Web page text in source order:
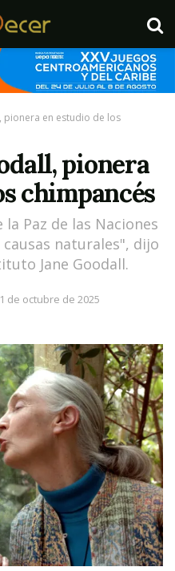
pionera en estudio de los
pionera
chimpancés
Paz de las Naciones
naturales", dijo
Jane Goodall.
1 de octubre de 2025